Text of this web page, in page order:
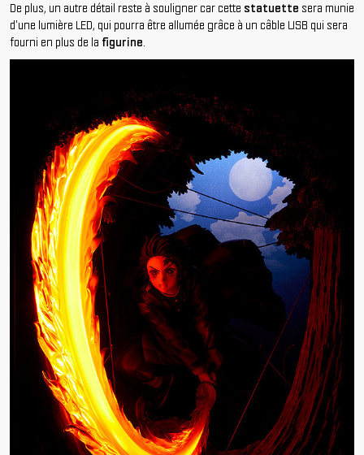
De plus, un autre détail reste à souligner car cette statuette sera munie
d'une lumière LED, qui pourra être allumée grâce à un câble USB qui sera
fourni en plus de la figurine.